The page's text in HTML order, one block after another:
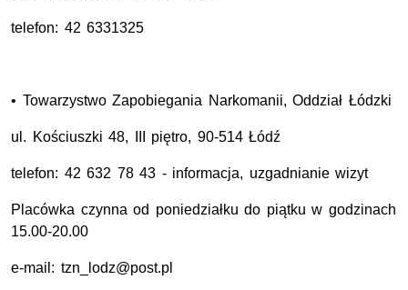
telefon: 42 6331325
• Towarzystwo Zapobiegania Narkomanii, Oddział Łódzki
ul. Kościuszki 48, III piętro, 90-514 Łódź
telefon: 42 632 78 43 - informacja, uzgadnianie wizyt
Placówka czynna od poniedziałku do piątku w godzinach
15.00-20.00
e-mail: tzn_lodz@post.pl